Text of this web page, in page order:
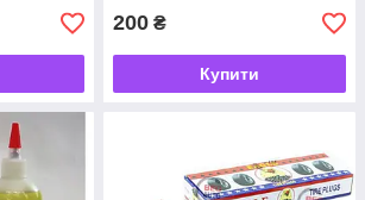
200 ₴
Купити